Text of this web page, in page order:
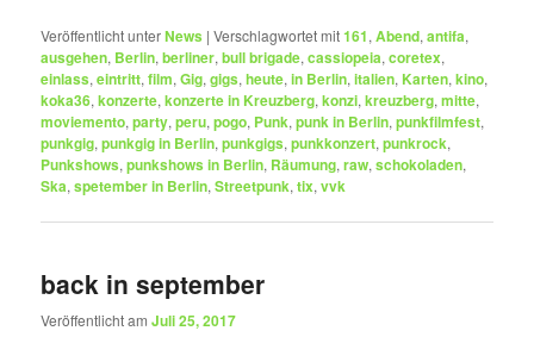
Veröffentlicht unterNews |Verschlagwortet mit161,Abend,antifa,
ausgehen, Berlin,berliner,bull brigade,cassiopeia,coretex,
einlass,eintritt,film,Gig,gigs,heute,in Berlin,italien, Karten,kino,
koka36,konzerte,konzerte in Kreuzberg,konzi,kreuzberg,mitte,
moviemento,party,peru,pogo, Punk,punk in Berlin,punkfilmfest,
punkgig,punkgig in Berlin,punkgigs,punkkonzert,punkrock,
Punkshows,punkshows in Berlin, Räumung,raw,schokoladen,
Ska,spetember in Berlin,Streetpunk,tix,vvk
back in september
Veröffentlicht amJuli 25, 2017